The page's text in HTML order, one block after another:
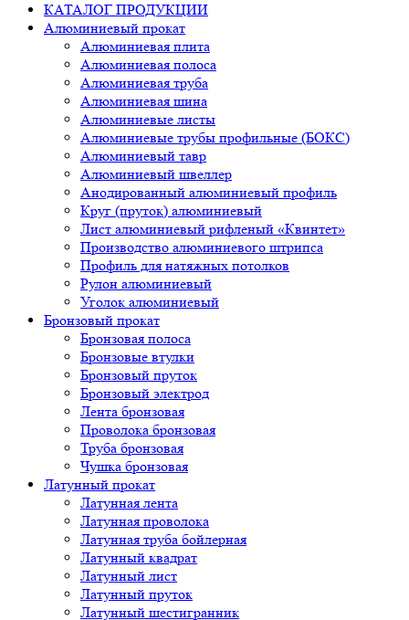
КАТАЛОГ ПРОДУКЦИИ
Алюминиевый прокат
Алюминиевая плита
Алюминиевая полоса
Алюминиевая труба
Алюминиевая шина
Алюминиевые листы
Алюминиевые трубы профильные (БОКС)
Алюминиевый тавр
Алюминиевый швеллер
Анодированный алюминиевый профиль
Круг (пруток) алюминиевый
Лист алюминиевый рифленый «Квинтет»
Производство алюминиевого штрипса
Профиль для натяжных потолков
Рулон алюминиевый
Уголок алюминиевый
Бронзовый прокат
Бронзовая полоса
Бронзовые втулки
Бронзовый пруток
Бронзовый электрод
Лента бронзовая
Проволока бронзовая
Труба бронзовая
Чушка бронзовая
Латунный прокат
Латунная лента
Латунная проволока
Латунная труба бойлерная
Латунный квадрат
Латунный лист
Латунный пруток
Латунный шестигранник